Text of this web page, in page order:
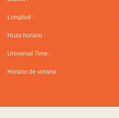
Longitud :
Huso horario :
Universal Time :
Horario de verano :